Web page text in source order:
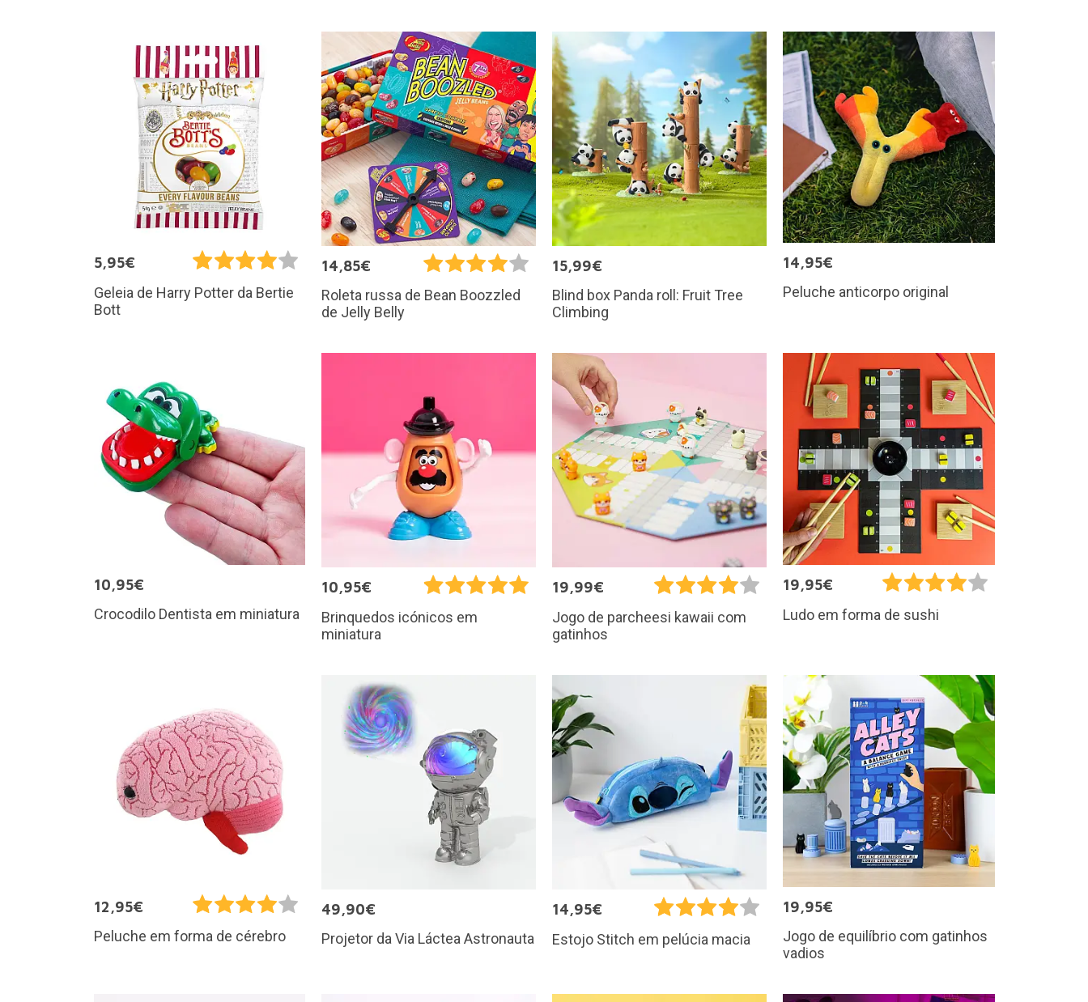
5,95€
Geleia de Harry Potter da Bertie
Bott
14,85€
Roleta russa de Bean Boozzled
de Jelly Belly
15,99€
Blind box Panda roll: Fruit Tree
Climbing
14,95€
Peluche anticorpo original
10,95€
Crocodilo Dentista em miniatura
10,95€
Brinquedos icónicos em
miniatura
19,99€
Jogo de parcheesi kawaii com
gatinhos
19,95€
Ludo em forma de sushi
12,95€
Peluche em forma de cérebro
49,90€
Projetor da Via Láctea Astronauta
14,95€
Estojo Stitch em pelúcia macia
19,95€
Jogo de equilíbrio com gatinhos
vadios